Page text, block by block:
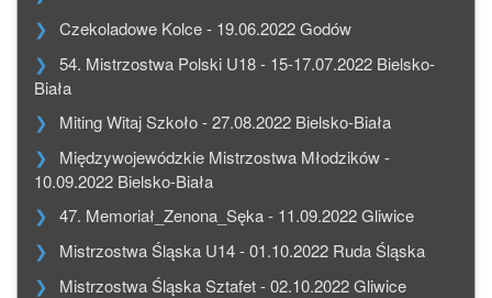
Czekoladowe Kolce - 19.06.2022 Godów
54. Mistrzostwa Polski U18 - 15-17.07.2022 Bielsko-
Biała
Miting Witaj Szkoło - 27.08.2022 Bielsko-Biała
Międzywojewódzkie Mistrzostwa Młodzików -
10.09.2022 Bielsko-Biała
47. Memoriał_Zenona_Sęka - 11.09.2022 Gliwice
Mistrzostwa Śląska U14 - 01.10.2022 Ruda Śląska
Mistrzostwa Śląska Sztafet - 02.10.2022 Gliwice